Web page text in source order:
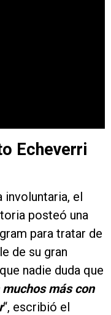
Echeverri
involuntaria, el
posteó una
para tratar de
de su gran
nadie duda que
más con
“, escribió el